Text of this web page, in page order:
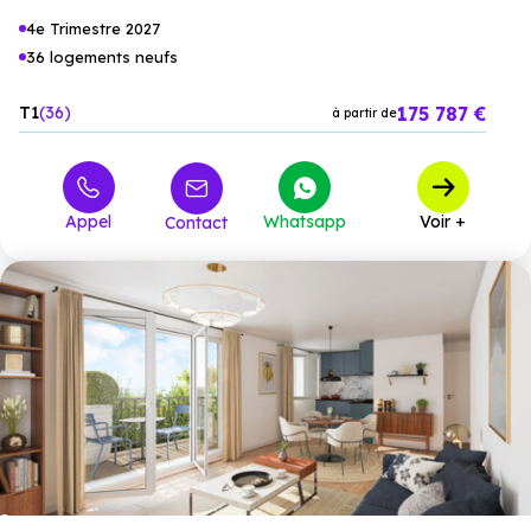
4e Trimestre 2027
36 logements neufs
T1 36 à partir de175 787 €
Appel Contact Whatsapp Voir +